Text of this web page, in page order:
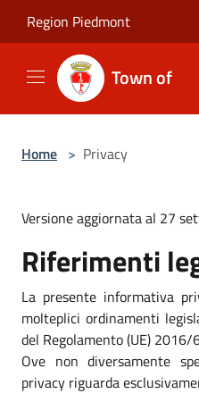
Region Piedmont
Town of
Home > Privacy
Versione aggiornata al 27
Riferimenti
La presente informativa
molteplici ordinamenti
del Regolamento (UE) 2016/
Ove non diversamente
privacy riguarda